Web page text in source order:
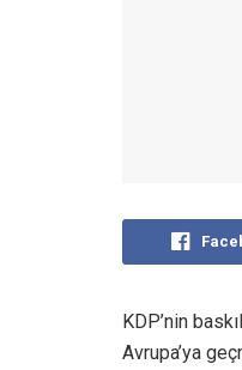
KDP’nin
Avrupa’ya